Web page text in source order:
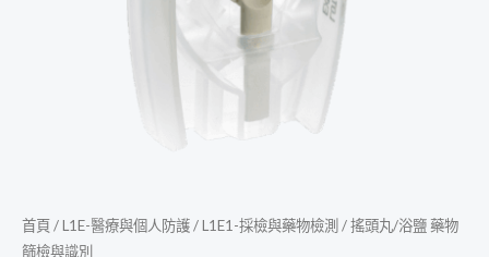
首頁/L1E-醫療與個人防護/L1E1-採檢與藥物檢測 / 搖頭丸/浴鹽 藥物
篩檢與識別